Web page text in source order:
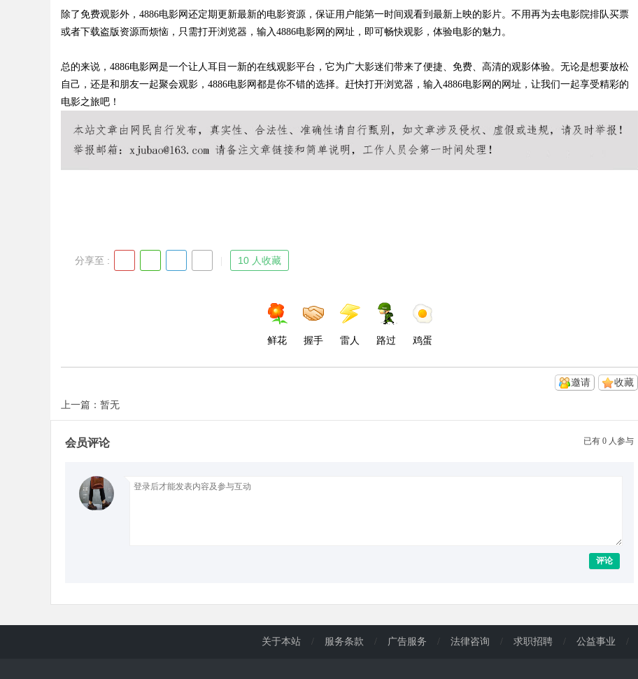
Bo
d
除了免费观影外，4886电影网还定期更新最新的电影资源，保证用户能第一时间观看到最新上映的影片。不用再为去电影院排队买票
或者下载盗版资源而烦恼，只需打开浏览器，输入4886电影网的网址，即可畅快观影，体验电影的魅力。
总的来说，4886电影网是一个让人耳目一新的在线观影平台，它为广大影迷们带来了便捷、免费、高清的观影体验。无论是想要放松
自己，还是和朋友一起聚会观影，4886电影网都是你不错的选择。赶快打开浏览器，输入4886电影网的网址，让我们一起享受精彩的
电影之旅吧！
分享至 : 10 人收藏
鲜花 握手 雷人 路过 鸡蛋
收藏
邀请
上一篇：暂无
已有 0 人参与
会员评论
评论
关于本站 / 服务条款 / 广告服务 / 法律咨询 / 求职招聘 / 公益事业 /